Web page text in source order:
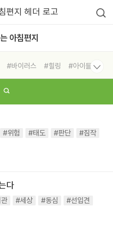
아침편지
#바이러스 #힐링
#아이들
#위험 #태도 #판단
#짐작
다
#세상 #동심
#선입견